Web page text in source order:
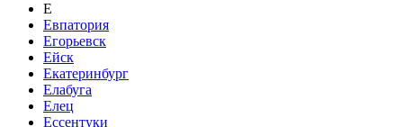
Е
Евпатория
Егорьевск
Ейск
Екатеринбург
Елабуга
Елец
Ессентуки